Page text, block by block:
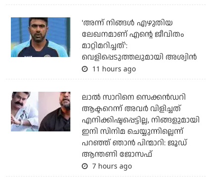
'അന്ന് നിങ്ങള്‍ എഴുതിയ
ലേഖനമാണ് എന്റെ ജീവിതം
മാറ്റിമറിച്ചത്':
വെളിപ്പെടുത്തലുമായി അശ്വിന്‍
11 hours ago
ലാല്‍ സാറിനെ സെക്കന്‍ഡറി
ആക്ടറെന്ന് അവര്‍ വിളിച്ചത്
എനിക്കിഷ്ടപ്പെട്ടില്ല, നിങ്ങളുമായി
ഇനി സിനിമ ചെയ്യുന്നില്ലെന്ന്
പറഞ്ഞ് ഞാന്‍ പിന്മാറി: ജൂഡ്
ആന്തണി ജോസഫ്
7 hours ago